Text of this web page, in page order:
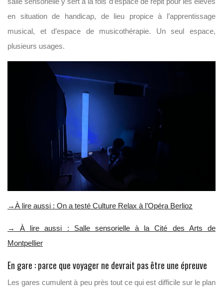
en situation de handicap, de lieu propice à l’apprentissage
musical, et d’espace de musicothérapie. Un seul espace,
plusieurs usages.
→À lire aussi : On a testé Culture Relax à l’Opéra Berlioz
→ À lire aussi : Salle sensorielle à la Cité des Arts de
Montpellier
En gare : parce que voyager ne devrait pas être une épreuve
Les gares cumulent à peu près tout ce qui est difficile sur le plan